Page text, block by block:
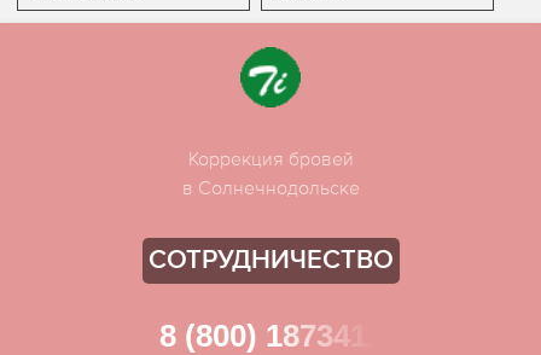
Коррекция бровей
в Солнечнодольске
СОТРУДНИЧЕСТВО
8 (800) 1873411